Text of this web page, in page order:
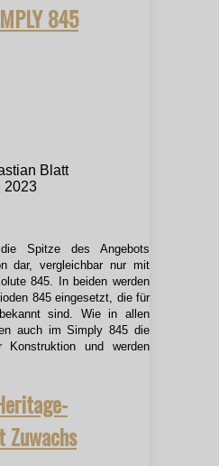
845
Blatt
2023
Spitze des Angebots
dar, vergleichbar nur mit
845. In beiden werden
845 eingesetzt, die für
sind. Wie in allen
auch im Simply 845 die
Konstruktion und werden